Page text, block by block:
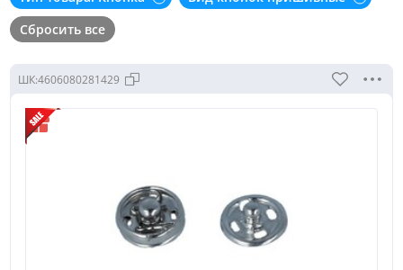
Концевики для шнуров
Кнопки
Пуговицы
Хольнитены
Фурнитура для одежды
Фурнитура для белья
Сбросить все
ШК:4606080281429